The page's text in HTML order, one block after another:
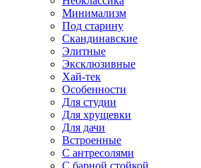
Минимализм
Под старину
Скандинавские
Элитные
Эксклюзивные
Хай-тек
Особенности
Для студии
Для хрущевки
Для дачи
Встроенные
С антресолями
С барной стойкой